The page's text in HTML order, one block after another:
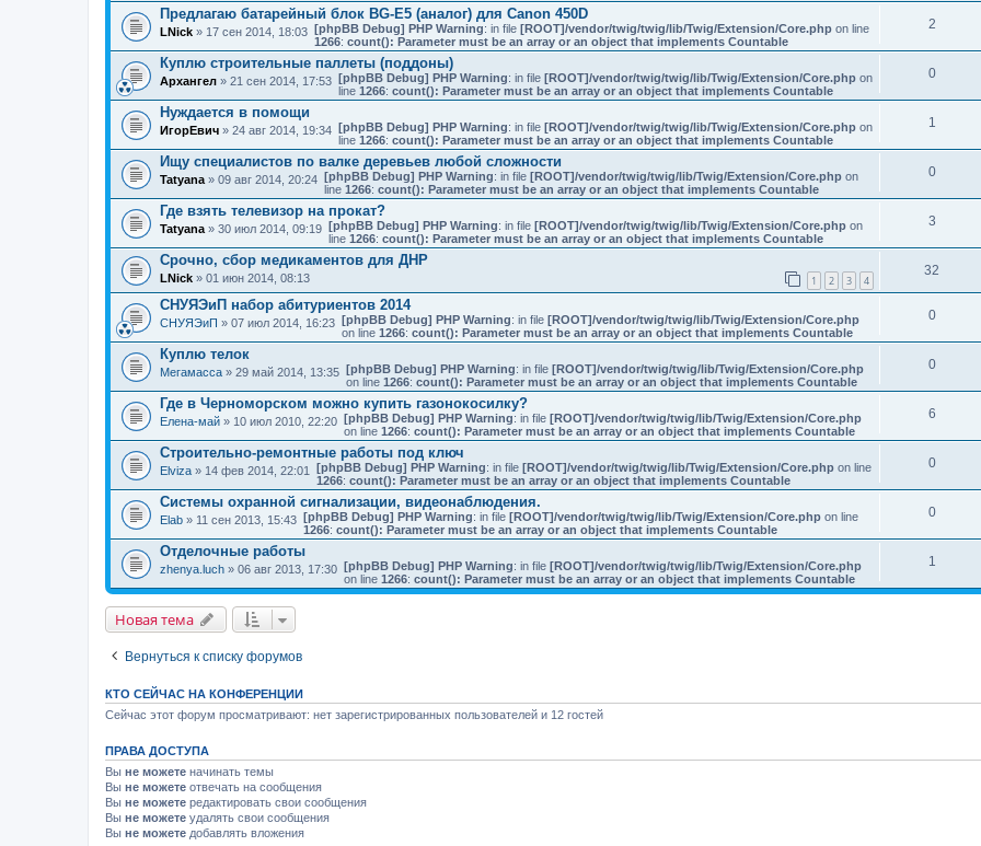
Предлагаю батарейный блок BG-E5 (аналог) для Canon 450D
LNick » 17 сен 2014, 18:03 [phpBB Debug] PHP Warning: in file [ROOT]/vendor/twig/twig/lib/Twig/Extension/Core.phpon line
1266: count(): Parameter must be an array or an object that implements Countable
2
Куплю строительные паллеты (поддоны)
Архангел » 21 сен 2014, 17:53 [phpBB Debug] PHP Warning: in file [ROOT]/vendor/twig/twig/lib/Twig/Extension/Core.phpon
line 1266: count(): Parameter must be an array or an object that implements Countable
0
Нуждается в помощи
ИгорЕвич » 24 авг 2014, 19:34 [phpBB Debug] PHP Warning: in file [ROOT]/vendor/twig/twig/lib/Twig/Extension/Core.phpon
line 1266: count(): Parameter must be an array or an object that implements Countable
1
Ищу специалистов по валке деревьев любой сложности
Tatyana » 09 авг 2014, 20:24 [phpBB Debug] PHP Warning: in file [ROOT]/vendor/twig/twig/lib/Twig/Extension/Core.phpon
line 1266: count(): Parameter must be an array or an object that implements Countable
0
Где взять телевизор на прокат?
Tatyana » 30 июл 2014, 09:19 [phpBB Debug] PHP Warning: in file [ROOT]/vendor/twig/twig/lib/Twig/Extension/Core.phpon
line 1266: count(): Parameter must be an array or an object that implements Countable
3
Срочно, сбор медикаментов для ДНР
LNick » 01 июн 2014, 08:13 1 2 3 4
32
СНУЯЭиП набор абитуриентов 2014
СНУЯЭиП » 07 июл 2014, 16:23 [phpBB Debug] PHP Warning: in file [ROOT]/vendor/twig/twig/lib/Twig/Extension/Core.php
on line 1266: count(): Parameter must be an array or an object that implements Countable
0
Куплю телок
Мегамасса » 29 май 2014, 13:35 [phpBB Debug] PHP Warning: in file [ROOT]/vendor/twig/twig/lib/Twig/Extension/Core.php
on line 1266: count(): Parameter must be an array or an object that implements Countable
0
Где в Черноморском можно купить газонокосилку?
Елена-май » 10 июл 2010, 22:20 [phpBB Debug] PHP Warning: in file [ROOT]/vendor/twig/twig/lib/Twig/Extension/Core.php
on line 1266: count(): Parameter must be an array or an object that implements Countable
6
Строительно-ремонтные работы под ключ
Elviza » 14 фев 2014, 22:01 [phpBB Debug] PHP Warning: in file [ROOT]/vendor/twig/twig/lib/Twig/Extension/Core.phpon line
1266: count(): Parameter must be an array or an object that implements Countable
0
Системы охранной сигнализации, видеонаблюдения.
Elab » 11 сен 2013, 15:43 [phpBB Debug] PHP Warning: in file [ROOT]/vendor/twig/twig/lib/Twig/Extension/Core.phpon line
1266: count(): Parameter must be an array or an object that implements Countable
0
Отделочные работы
zhenya.luch » 06 авг 2013, 17:30 [phpBB Debug] PHP Warning: in file [ROOT]/vendor/twig/twig/lib/Twig/Extension/Core.php
on line 1266: count(): Parameter must be an array or an object that implements Countable
1
Новая тема
Вернуться к списку форумов
КТО СЕЙЧАС НА КОНФЕРЕНЦИИ
Сейчас этот форум просматривают: нет зарегистрированных пользователей и 12 гостей
ПРАВА ДОСТУПА
Вы не можете начинать темы
Вы не можете отвечать на сообщения
Вы не можете редактировать свои сообщения
Вы не можете удалять свои сообщения
Вы не можете добавлять вложения